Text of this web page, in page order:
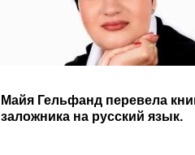
Майя Гельфанд перевела
заложника на русский язык.